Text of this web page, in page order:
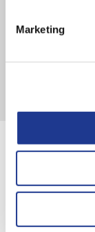
Marketing